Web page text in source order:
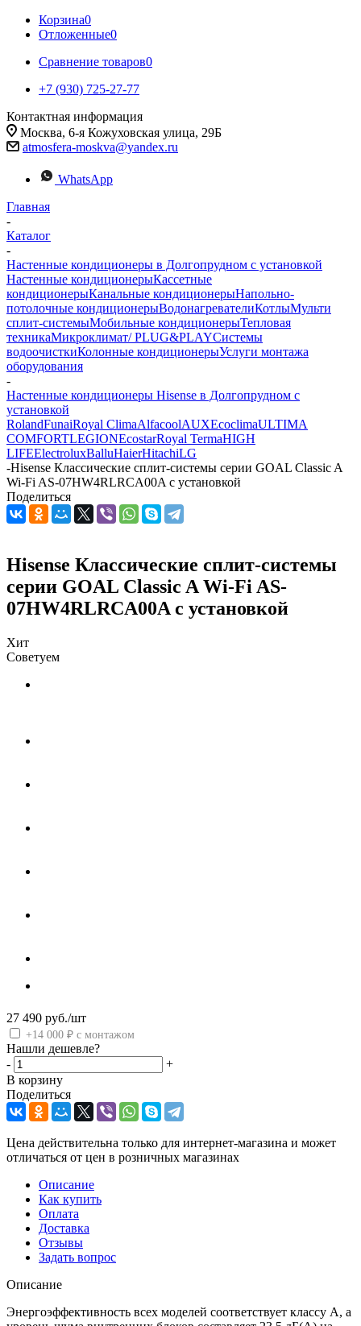
Корзина0
Отложенные0
Сравнение товаров0
+7 (930) 725-27-77
Контактная информация
Москва, 6-я Кожуховская улица, 29Б
atmosfera-moskva@yandex.ru
WhatsApp
Главная
-
Каталог
-
Настенные кондиционеры в Долгопрудном с установкой
Настенные кондиционерыКассетные
кондиционерыКанальные кондиционерыНапольно-
потолочные кондиционерыВодонагревателиКотлыМульти
сплит-системыМобильные кондиционерыТепловая
техникаМикроклимат/ PLUG&PLAYСистемы
водоочисткиКолонные кондиционерыУслуги монтажа
оборудования
-
Настенные кондиционеры Hisense в Долгопрудном с
установкой
RolandFunaiRoyal ClimaAlfacoolAUXEcoclimaULTIMA
COMFORTLEGIONEcostarRoyal TermaHIGH
LIFEElectroluxBalluHaierHitachiLG
-Hisense Классические сплит-системы серии GOAL Classic A
Wi-Fi AS-07HW4RLRCA00A с установкой
Поделиться
Hisense Классические сплит-системы
серии GOAL Classic A Wi-Fi AS-
07HW4RLRCA00A с установкой
Хит
Советуем
27 490 руб./шт
+14 000 ₽ с монтажом
Нашли дешевле?
-
+
В корзину
Поделиться
Цена действительна только для интернет-магазина и может
отличаться от цен в розничных магазинах
Описание
Как купить
Оплата
Доставка
Отзывы
Задать вопрос
Описание
Энергоэффективность всех моделей соответствует классу А, а